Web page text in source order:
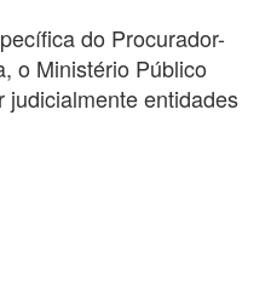
do Procurador-
o Ministério Público
judicialmente entidades